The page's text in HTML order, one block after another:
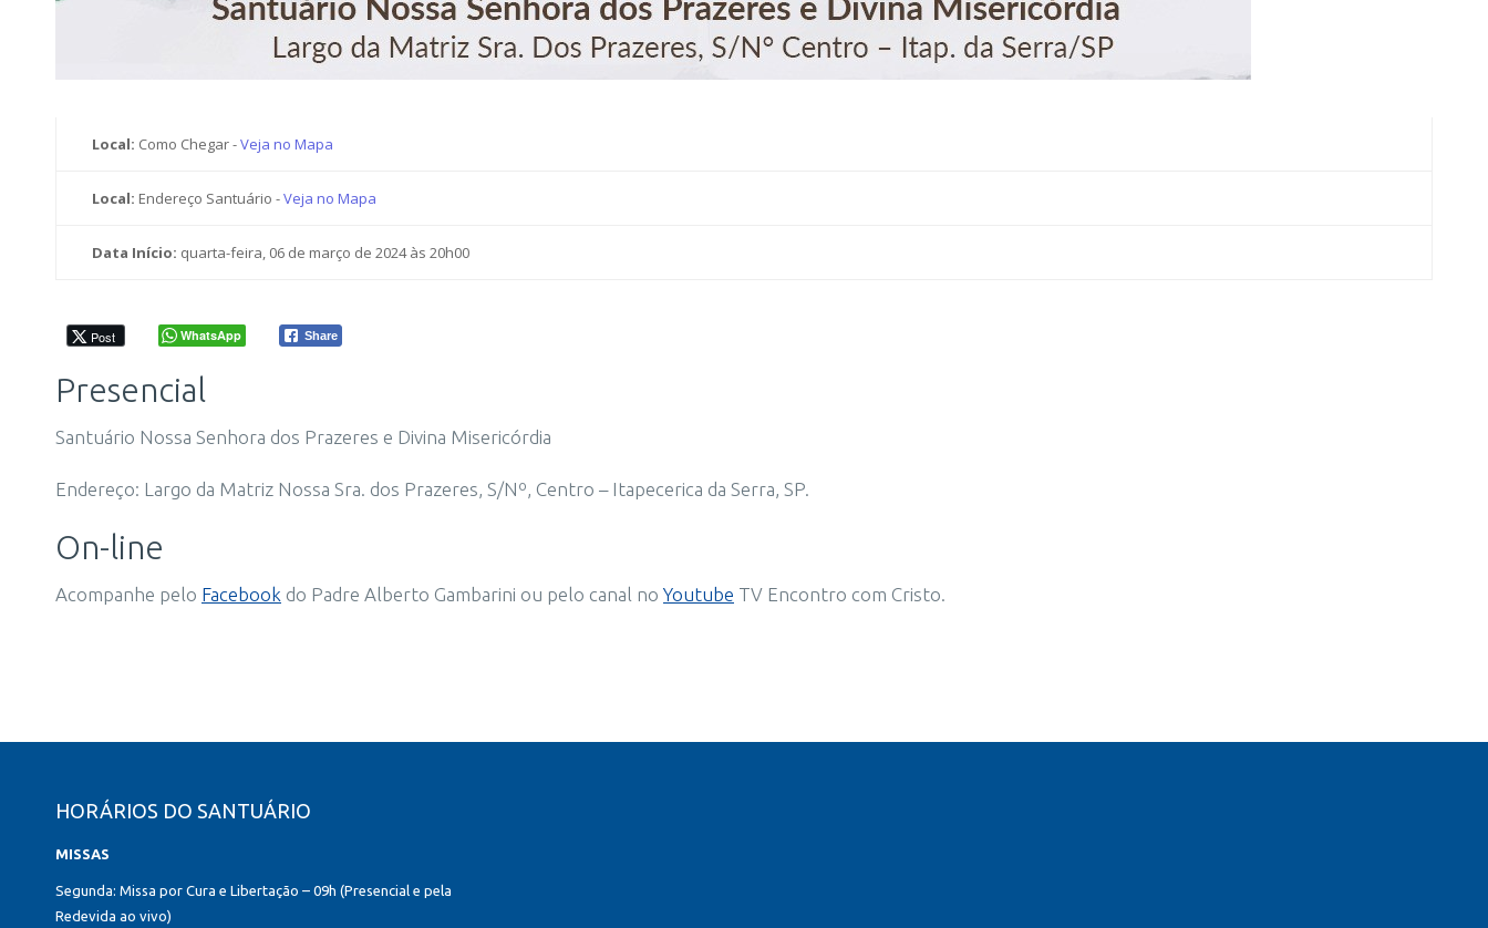
Local: Como Chegar -Veja no Mapa
Local: Endereço Santuário -Veja no Mapa
Data Início: quarta-feira, 06 de março de 2024 às 20h00
Post WhatsApp Share
Presencial
Santuário Nossa Senhora dos Prazeres e Divina Misericórdia
Endereço: Largo da Matriz Nossa Sra. dos Prazeres, S/Nº, Centro – Itapecerica da Serra, SP.
On-line
Acompanhe pelo Facebook do Padre Alberto Gambarini ou pelo canal no Youtube TV Encontro com Cristo.
HORÁRIOS DO SANTUÁRIO
MISSAS
Segunda: Missa por Cura e Libertação – 09h (Presencial e pela
Redevida ao vivo)